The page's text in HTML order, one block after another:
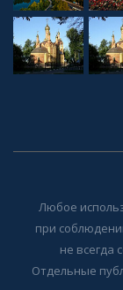
Любое
при
не всегда
Отдельные